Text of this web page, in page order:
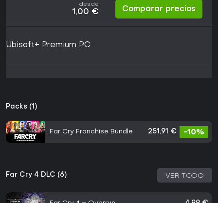
desde
1,00 € Comparar precios
Ubisoft+ Premium PC
Packs (1)
Far Cry Franchise Bundle 251,91 € -10%
Far Cry 4 DLC (6) VER TODO